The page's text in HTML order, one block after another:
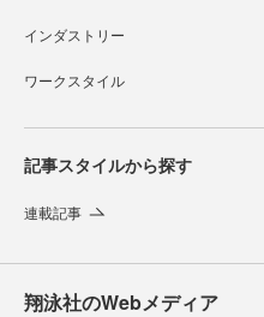
インダストリー
ワークスタイル
記事スタイルから探す
連載記事
翔泳社のWebメディア